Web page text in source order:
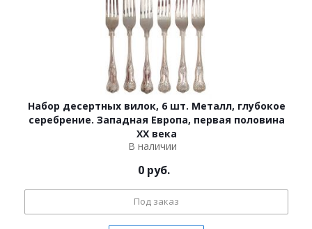
Набор десертных вилок, 6 шт. Металл, глубокое
серебрение. Западная Европа, первая половина
ХХ века
В наличии
0 руб.
Под заказ